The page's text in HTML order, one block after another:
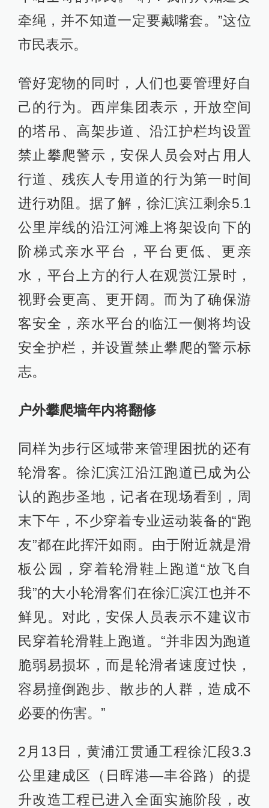
牵绳，并不知道一定要戴嘴套。”这位
市民表示。
管好宠物的同时，人们也要管理好自
己的行为。西岸集团表示，开放空间
的塔吊、高架步道、沿江护栏均设置
禁止攀爬警示，安保人员会对占用人
行道、残疾人专用道的行为第一时间
进行劝阻。据了解，徐汇滨江剩余5.1
公里岸线的沿江河滩上将架设向下的
阶梯式亲水平台，平台更低、更亲
水，平台上方的行人在观赏江景时，
视野会更高、更开阔。而为了确保游
客安全，亲水平台的临江一侧将均设
安全护栏，并设置禁止攀爬的警示标
志。
户外攀爬墙年内将翻修
同样为步行区域带来管理困扰的还有
轮滑客。徐汇滨江沿江跑道已成为公
认的跑步圣地，记者在现场看到，周
末下午，不少穿着专业运动装备的“跑
友”都在此挥汗如雨。由于附近就是滑
板公园，穿着轮滑鞋上跑道“放飞自
我”的大小轮滑客们在徐汇滨江也并不
鲜见。对此，安保人员表示不建议市
民穿着轮滑鞋上跑道。“并非因为跑道
脆弱易损坏，而是轮滑者速度过快，
容易撞倒跑步、散步的人群，造成不
必要的伤害。”
2月13日，黄浦江贯通工程徐汇段3.3
公里建成区（日晖港—丰谷路）的提
升改造工程已进入全面实施阶段，改